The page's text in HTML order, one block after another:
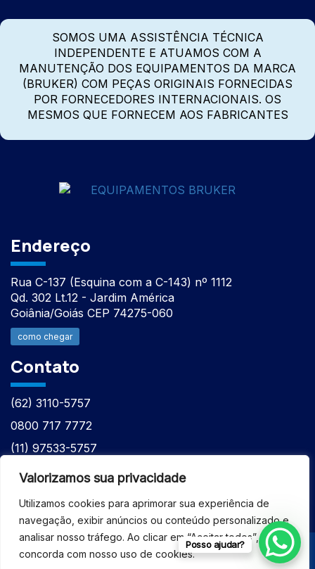
Valorizamos sua privacidade
Utilizamos cookies para aprimorar sua experiência de
navegação, exibir anúncios ou conteúdo personalizado e
analisar nosso tráfego. Ao clicar em “Aceitar todos”, você
concorda com nosso uso de cookies.
SOMOS UMA ASSISTÊNCIA TÉCNICA
INDEPENDENTE E ATUAMOS COM A
MANUTENÇÃO DOS EQUIPAMENTOS DA MARCA
(BRUKER) COM PEÇAS ORIGINAIS FORNECIDAS
POR FORNECEDORES INTERNACIONAIS. OS
MESMOS QUE FORNECEM AOS FABRICANTES
Endereço
Rua C-137 (Esquina com a C-143) nº 1112
Qd. 302 Lt.12 - Jardim América
Goiânia/Goiás CEP 74275-060
como chegar
Contato
(62) 3110-5757
0800 717 7772
(11) 97533-5757
(62) 98610-7777
© 2026 - ASSISTÊNCIA TÉCNICA ESPECIALIZADA
Posso ajudar?